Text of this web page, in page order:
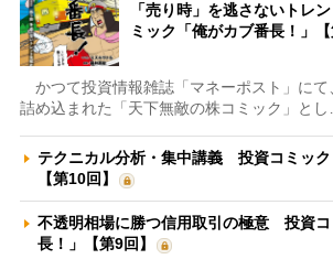
「売り時」を逃さないトレ
ミック「俺がカブ番長！」【
かつて投資情報雑誌「マネーポスト」にて
詰め込まれた「天下無敵の株コミック」と
テクニカル分析・集中講義 投資コミック
【第10回】
不透明相場に勝つ信用取引の極意 投資
長！」【第9回】